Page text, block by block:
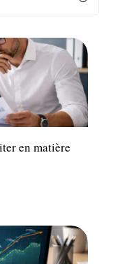
en matière